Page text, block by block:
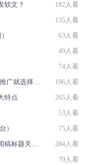
软文？ 182人看
135人看
63人看
49人看
74人看
[营销技巧]低投入带来大回报,做互联网推广就选择营销软文 196人看
特点 265人看
53人看
） 75人看
[营销技巧]今日头条、百家号平台的新闻稿标题关键词该怎么写？ 284人看
70人看